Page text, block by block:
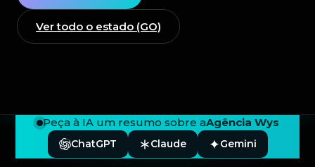
Ver todo o estado (GO)
Peça à IA um resumo sobre aAgência Wys
ChatGPT Claude Gemini